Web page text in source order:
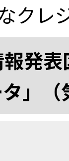
クレ
報発
」